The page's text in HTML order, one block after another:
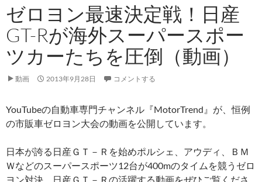
ゼロヨン最速決定戦！日産
GT-Rが海外スーパースポー
ツカーたちを圧倒（動画）
動画 2013年9月28日 コメントする
YouTubeの自動車専門チャンネル『MotorTrend』が、恒例
の市販車ゼロヨン大会の動画を公開しています。
日本が誇る日産ＧＴ－Ｒを始めポルシェ、アウディ、ＢＭ
Ｗなどのスーパースポーツ12台が400mのタイムを競うゼロ
ヨン対決。日産ＧＴ－Ｒの活躍する動画をぜひご覧くださ